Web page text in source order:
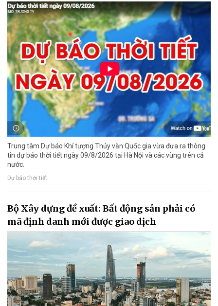
Trung tâm Dự báo Khí tượng Thủy văn Quốc gia vừa đưa ra thông
tin dự báo thời tiết ngày 09/8/2026 tại Hà Nội và các vùng trên cả
nước.
Dự báo thời tiết
Bộ Xây dựng đề xuất: Bất động sản phải có
mã định danh mới được giao dịch